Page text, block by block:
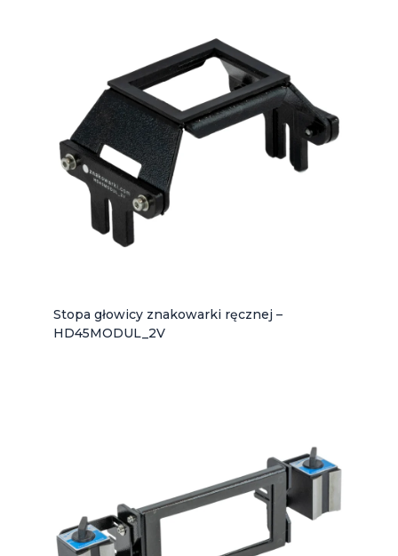
Stopa głowicy znakowarki ręcznej –
HD45MODUL_2V